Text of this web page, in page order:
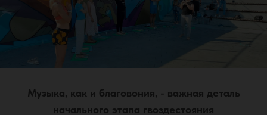
Музыка, как и благовония, - важная деталь
начального этапа гвоздестояния